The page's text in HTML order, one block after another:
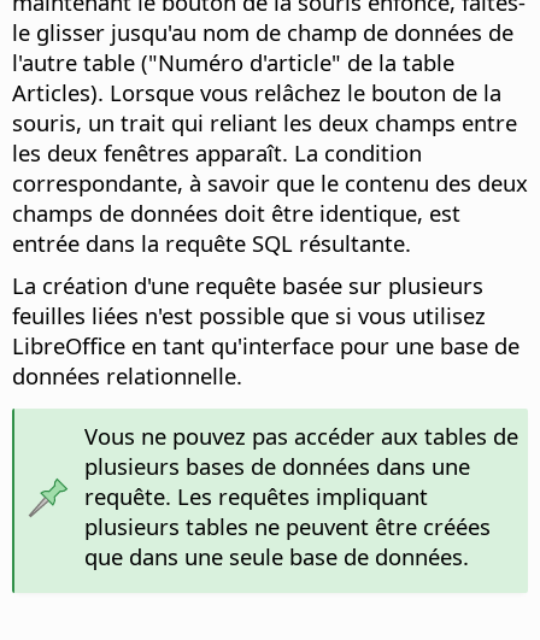
le glisser jusqu'au nom de champ de données de
l'autre table ("Numéro d'article" de la table
Articles). Lorsque vous relâchez le bouton de la
souris, un trait qui reliant les deux champs entre
les deux fenêtres apparaît. La condition
correspondante, à savoir que le contenu des deux
champs de données doit être identique, est
entrée dans la requête SQL résultante.
La création d'une requête basée sur plusieurs
feuilles liées n'est possible que si vous utilisez
LibreOffice en tant qu'interface pour une base de
données relationnelle.
Vous ne pouvez pas accéder aux tables de
plusieurs bases de données dans une
requête. Les requêtes impliquant
plusieurs tables ne peuvent être créées
que dans une seule base de données.